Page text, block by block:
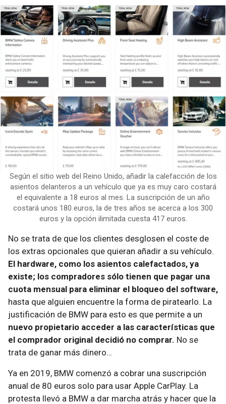
Según el sitio web del Reino Unido, añadir la calefacción de los
asientos delanteros a un vehículo que ya es muy caro costará
el equivalente a 18 euros al mes. La suscripción de un año
costará unos 180 euros, la de tres años se acerca a los 300
euros y la opción ilimitada cuesta 417 euros.
No se trata de que los clientes desglosen el coste de
los extras opcionales que quieran añadir a su vehículo.
El hardware, como los asientos calefactados, ya
existe; los compradores sólo tienen que pagar una
cuota mensual para eliminar el bloqueo del software,
hasta que alguien encuentre la forma de piratearlo. La
justificación de BMW para esto es que permite a un
nuevo propietario acceder a las características que
el comprador original decidió no comprar. No se
trata de ganar más dinero…
Ya en 2019, BMW comenzó a cobrar una suscripción
anual de 80 euros solo para usar Apple CarPlay. La
protesta llevó a BMW a dar marcha atrás y hacer que la